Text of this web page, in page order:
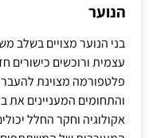
הנוער
בני הנוער מצויים בשלב
עצמית ורוכשים כישורים
פלטפורמה מצוינת
והתחומים המעניינים את
אקולוגיה וחקר החלל